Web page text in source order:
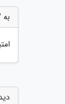
به